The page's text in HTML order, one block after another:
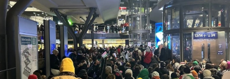
Almanya'nın başkenti Berlin'de polis,
ana tren garı içerisinde eylem yapan
Filistin destekçisi gruba sert
müdahalede bulundu.